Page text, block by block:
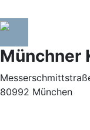
Münchner
80992 München